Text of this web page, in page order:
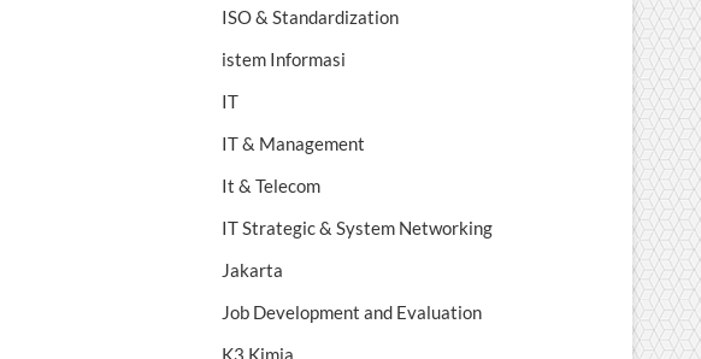
ISO & Standardization
istem Informasi
IT
IT & Management
It & Telecom
IT Strategic & System Networking
Jakarta
Job Development and Evaluation
K3 Kimia